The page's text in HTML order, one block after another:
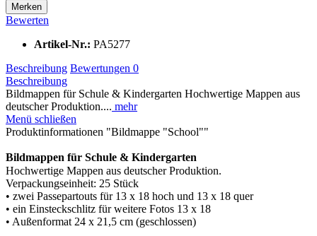
Merken
Bewerten
Artikel-Nr.: PA5277
Beschreibung Bewertungen 0
Beschreibung
Bildmappen für Schule & Kindergarten Hochwertige Mappen aus
deutscher Produktion.... mehr
Menü schließen
Produktinformationen "Bildmappe "School""
Bildmappen für Schule & Kindergarten
Hochwertige Mappen aus deutscher Produktion.
Verpackungseinheit: 25 Stück
• zwei Passepartouts für 13 x 18 hoch und 13 x 18 quer
• ein Einsteckschlitz für weitere Fotos 13 x 18
• Außenformat 24 x 21,5 cm (geschlossen)